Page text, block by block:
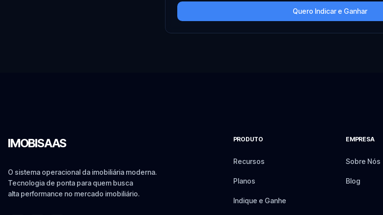
Quero Indicar e Ganhar
IMOBISAAS
O sistema operacional da imobiliária moderna.
Tecnologia de ponta para quem busca
alta performance no mercado imobiliário.
PRODUTO
Recursos
Planos
Indique e Ganhe
EMPRESA
Sobre Nós
Blog